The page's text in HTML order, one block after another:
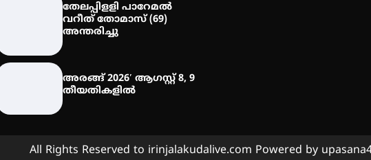
തേലപ്പിളളി പാറേമൽ
വറീത് തോമാസ് (69)
അന്തരിച്ചു
അരങ്ങ് 2026′ ആഗസ്റ്റ് 8, 9
തീയതികളിൽ
All Rights Reserved to irinjalakudalive.com Powered by